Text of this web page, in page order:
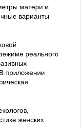
матери и
варианты
реального
приложении
женских